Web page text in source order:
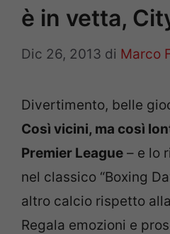
è in vetta,
Dic 26, 2013 di Marco
Divertimento, belle
Così vicini, ma così
Premier League – e lo
nel classico “Boxing
altro calcio rispetto
Regala emozioni e